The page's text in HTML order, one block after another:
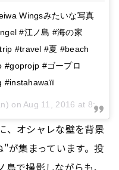
Wingsみたいな写真
#江ノ島 #海の家
#travel #夏 #beach
#goprojp #ゴープロ
#instahawaïï
on Aug 11, 2016 at 8:28am PDT
、オシャレな壁を背景
が集まっています。投
で撮影しながらも、